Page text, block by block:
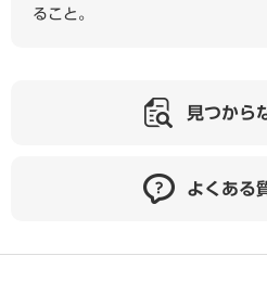
ること。
見つから
よくある